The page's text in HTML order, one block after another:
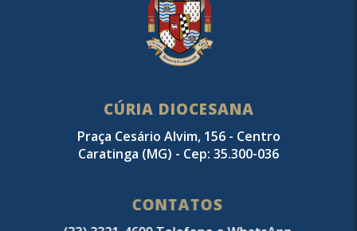
CÚRIA DIOCESANA
Praça Cesário Alvim, 156 - Centro
Caratinga (MG) - Cep: 35.300-036
CONTATOS